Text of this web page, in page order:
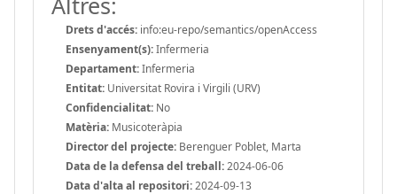
Drets d'accés: info:eu-repo/semantics/openAccess
Ensenyament(s):Infermeria
Departament:Infermeria
Entitat: Universitat Rovira i Virgili (URV)
Confidencialitat: No
Matèria: Musicoteràpia
Director del projecte: Berenguer Poblet, Marta
Data de la defensa del treball:2024-06-06
Data d'alta al repositori:2024-09-13